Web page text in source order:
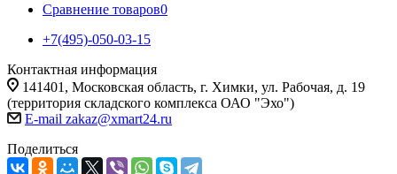
Сравнение товаров0
+7(495)-050-03-15
Контактная информация
141401, Московская область, г. Химки, ул. Рабочая, д. 19
(территория складского комплекса ОАО "Эхо")
E-mail zakaz@xmart24.ru
Поделиться